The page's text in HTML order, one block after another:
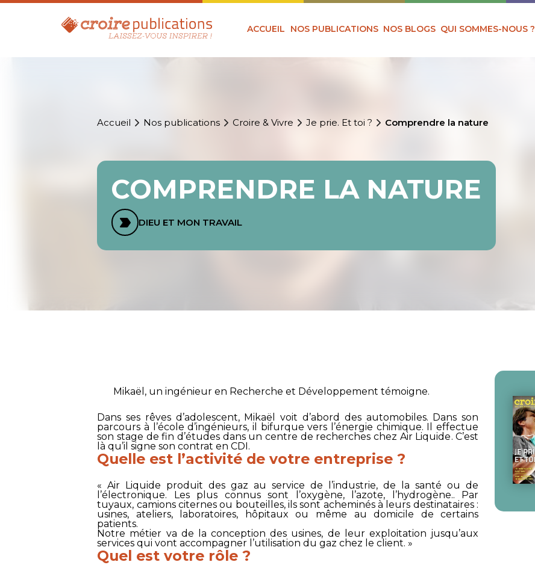
ACCUEIL NOS PUBLICATIONS NOS BLOGS QUI SOMMES-NOUS ?
Accueil Nos publications Croire & Vivre Je prie. Et toi ? Comprendre la nature
COMPRENDRE LA NATURE
DIEU ET MON TRAVAIL
Mikaël, un ingénieur en Recherche et Développement témoigne.
Dans ses rêves d’adolescent, Mikaël voit d’abord des automobiles. Dans son
parcours à l’école d’ingénieurs, il bifurque vers l’énergie chimique. Il effectue
son stage de fin d’études dans un centre de recherches chez Air Liquide. C’est
là qu’il signe son contrat en CDI.
Quelle est l’activité de votre entreprise ?
«Air Liquide produit des gaz au service de l’industrie, de la santé ou de
l’électronique. Les plus connus sont l’oxygène, l’azote, l’hydrogène.. Par
tuyaux, camions citernes ou bouteilles, ils sont acheminés à leurs destinataires :
usines, ateliers, laboratoires, hôpitaux ou même au domicile de certains
patients.
Notre métier va de la conception des usines, de leur exploitation jusqu’aux
services qui vont accompagner l’utilisation du gaz chez le client. »
Quel est votre rôle ?